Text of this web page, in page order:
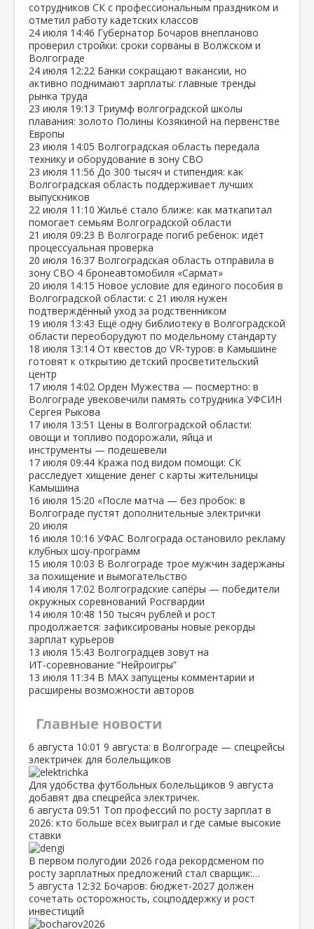
сотрудников СК с профессиональным праздником и
отметил работу кадетских классов
24 июля 14:46 Губернатор Бочаров внепланово
проверил стройки: сроки сорваны в Волжском и
Волгограде
24 июля 12:22 Банки сокращают вакансии, но
активно поднимают зарплаты: главные тренды
рынка труда
23 июля 19:13 Триумф волгоградской школы
плавания: золото Полины Козякиной на первенстве
Европы
23 июля 14:05 Волгоградская область передала
технику и оборудование в зону СВО
23 июля 11:56 До 300 тысяч и стипендия: как
Волгоградская область поддерживает лучших
выпускников
22 июля 11:10Жильё стало ближе: как маткапитал
помогает семьям Волгоградской области
21 июля 09:23 В Волгограде погиб ребёнок: идёт
процессуальная проверка
20 июля 16:37 Волгоградская область отправила в
зону СВО 4 бронеавтомобиля «Сармат»
20 июля 14:15 Новое условие для единого пособия в
Волгоградской области: с 21 июля нужен
подтверждённый уход за родственником
19 июля 13:43 Ещё одну библиотеку в Волгоградской
области переоборудуют по модельному стандарту
18 июля 13:14 От квестов до VR‑туров: в Камышине
готовят к открытию детский просветительский
центр
17 июля 14:02 Орден Мужества — посмертно: в
Волгограде увековечили память сотрудника УФСИН
Сергея Рыкова
17 июля 13:51 Цены в Волгоградской области:
овощи и топливо подорожали, яйца и
инструменты — подешевели
17 июля 09:44 Кража под видом помощи: СК
расследует хищение денег с карты жительницы
Камышина
16 июля 15:20 «После матча — без пробок: в
Волгограде пустят дополнительные электрички
20 июля
16 июля 10:16 УФАС Волгограда остановило рекламу
клубных шоу‑программ
15 июля 10:03 В Волгограде трое мужчин задержаны
за похищение и вымогательство
14 июля 17:02 Волгоградские сапёры — победители
окружных соревнований Росгвардии
14 июля 10:48 150 тысяч рублей и рост
продолжается: зафиксированы новые рекорды
зарплат курьеров
13 июля 15:43 Волгоградцев зовут на
ИТ‑соревнование “Нейроигры”
13 июля 11:34 В МАХ запущены комментарии и
расширены возможности авторов
Главные новости
6 августа 10:01 9 августа: в Волгограде — спецрейсы
электричек для болельщиков
Для удобства футбольных болельщиков 9 августа
добавят два спецрейса электричек.
6 августа 09:51 Топ профессий по росту зарплат в
2026: кто больше всех выиграл и где самые высокие
ставки
В первом полугодии 2026 года рекордсменом по
росту зарплатных предложений стал сварщик:…
5 августа 12:32 Бочаров: бюджет‑2027 должен
сочетать осторожность, соцподдержку и рост
инвестиций